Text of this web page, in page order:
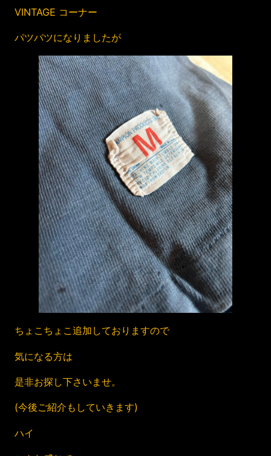
VINTAGE コーナー
パツパツになりましたが
ちょこちょこ追加しておりますので
気になる方は
是非お探し下さいませ。
(今後ご紹介もしていきます)
ハイ